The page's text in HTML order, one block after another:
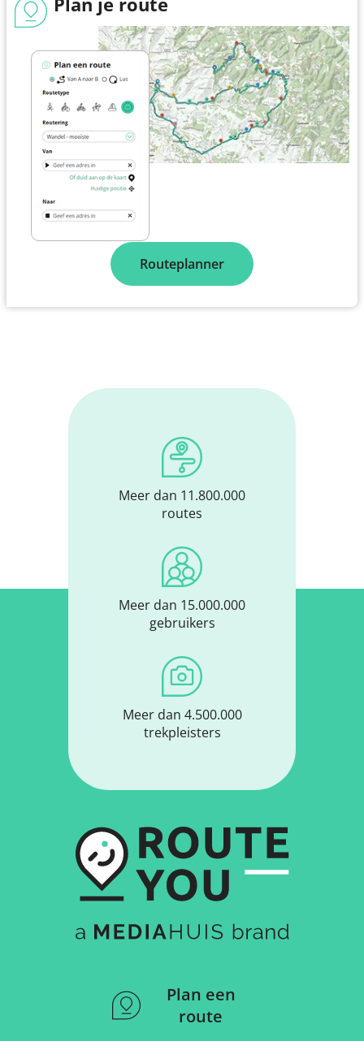
Routeplanner
Meer dan 11.800.000
routes
Meer dan 15.000.000
gebruikers
Meer dan 4.500.000
trekpleisters
Plan een
route